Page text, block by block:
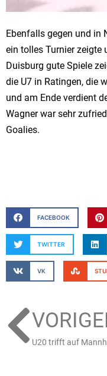
Ebenfalls gegen und in
ein tolles Turnier zeigte
Duisburg gute Spiele
die U7 in Ratingen, die
und am Ende verdient
Wagner war sehr
Goalies.
FACEBOOK
TWITTER
VK